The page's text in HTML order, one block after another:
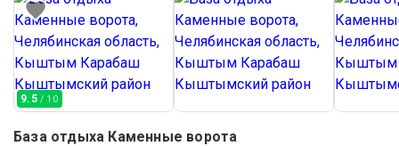
9.5 / 10
База отдыха Каменные ворота